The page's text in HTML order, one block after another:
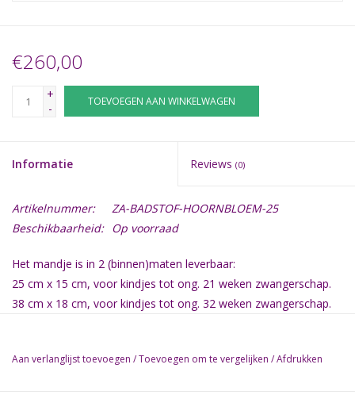
€260,00
+
-
TOEVOEGEN AAN WINKELWAGEN
Informatie Reviews (0)
Artikelnummer:
ZA-BADSTOF-HOORNBLOEM-25
Beschikbaarheid: Op voorraad
Het mandje is in 2 (binnen)maten leverbaar:
25 cm x 15 cm, voor kindjes tot ong. 21 weken zwangerschap.
38 cm x 18 cm, voor kindjes tot ong. 32 weken zwangerschap.
Let op: Bovenstaande weken zijn gemiddelden.
Aan verlanglijst toevoegen /Toevoegen om te vergelijken /Afdrukken